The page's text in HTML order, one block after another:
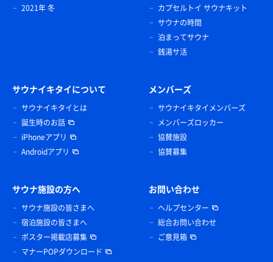
2021年 冬
カプセルトイ サウナキット
サウナの時間
泊まってサウナ
銭湯サ活
サウナイキタイについて
サウナイキタイとは
誕生時のお話
iPhoneアプリ
Androidアプリ
メンバーズ
サウナイキタイメンバーズ
メンバーズロッカー
協賛施設
協賛募集
サウナ施設の方へ
サウナ施設の皆さまへ
宿泊施設の皆さまへ
ポスター掲載店募集
マナーPOPダウンロード
お問い合わせ
ヘルプセンター
総合お問い合わせ
ご意見箱